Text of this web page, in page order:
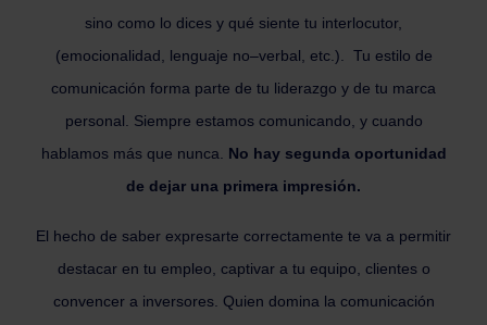
sino como lo dices y qué siente tu interlocutor,
(emocionalidad, lenguaje no–verbal, etc.). Tu estilo de
comunicación forma parte de tu liderazgo y de tu marca
personal. Siempre estamos comunicando, y cuando
hablamos más que nunca. No hay segunda oportunidad
de dejar una primera impresión.
El hecho de saber expresarte correctamente te va a permitir
destacar en tu empleo, captivar a tu equipo, clientes o
convencer a inversores. Quien domina la comunicación